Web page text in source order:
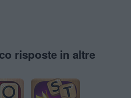
risposte in altre